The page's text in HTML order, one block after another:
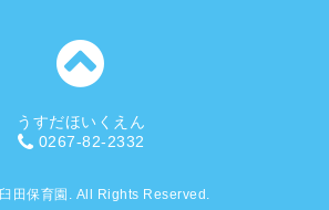
うすだほいくえん
0267-82-2332
臼田保育園 . All Rights Reserved.